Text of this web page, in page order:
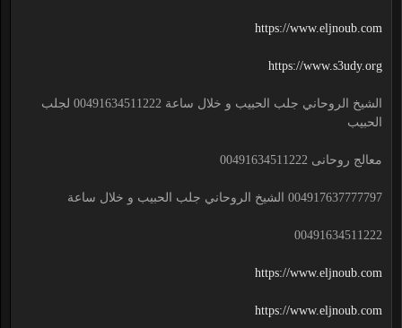
https://www.eljnoub.com
https://www.s3udy.org
الشيخ الروحاني جلب الحبيب و خلال ساعة 00491634511222 لجلب
الحبيب
معالج روحانى 00491634511222
004917637777797 الشيخ الروحاني جلب الحبيب و خلال ساعة
00491634511222
https://www.eljnoub.com
https://www.eljnoub.com